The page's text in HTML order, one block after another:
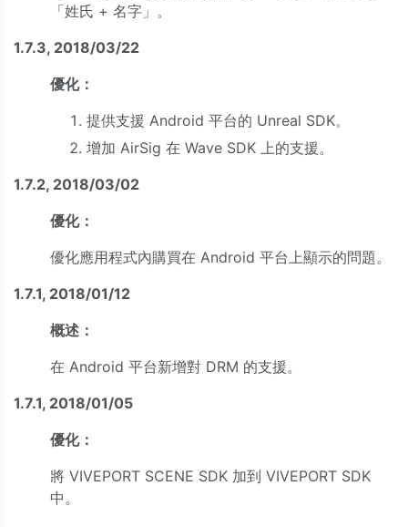
「姓氏 + 名字」。
1.7.3, 2018/03/22
優化：
提供支援 Android 平台的 Unreal SDK。
增加 AirSig 在 Wave SDK 上的支援。
1.7.2, 2018/03/02
優化：
優化應用程式內購買在 Android 平台上顯示的問題。
1.7.1, 2018/01/12
概述：
在 Android 平台新增對 DRM 的支援。
1.7.1, 2018/01/05
優化：
將 VIVEPORT SCENE SDK 加到 VIVEPORT SDK
中。